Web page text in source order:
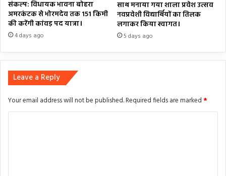
संकल्प: विधायक भावना बोहरा
अमरकंटक से भोरमदेव तक 151 किमी
की करेंगी कांवड़ पद यात्रा।
4 days ago
साथ मनाया गया शाला प्रवेश उत्सव
नवप्रवेशी विद्यार्थियों का तिलक
लगाकर किया स्वागत।
5 days ago
Leave a Reply
Your email address will not be published.Required fields are marked *